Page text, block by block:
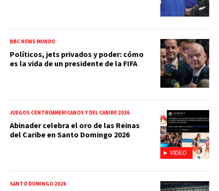
BBC NEWS MUNDO
Políticos, jets privados y poder: cómo
es la vida de un presidente de la FIFA
VIDEO
JUEGOS CENTROAMERICANOS Y DEL CARIBE 2026
Abinader celebra el oro de las Reinas
del Caribe en Santo Domingo 2026
SANTO DOMINGO 2026